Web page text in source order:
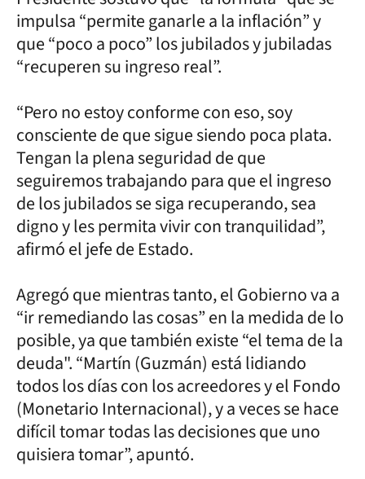
impulsa “permite ganarle a la inflación” y
que “poco a poco” los jubilados y jubiladas
“recuperen su ingreso real”.
“Pero no estoy conforme con eso, soy
consciente de que sigue siendo poca plata.
Tengan la plena seguridad de que
seguiremos trabajando para que el ingreso
de los jubilados se siga recuperando, sea
digno y les permita vivir con tranquilidad”,
afirmó el jefe de Estado.
Agregó que mientras tanto, el Gobierno va a
“ir remediando las cosas” en la medida de lo
posible, ya que también existe “el tema de la
deuda". “Martín (Guzmán) está lidiando
todos los días con los acreedores y el Fondo
(Monetario Internacional), y a veces se hace
difícil tomar todas las decisiones que uno
quisiera tomar”, apuntó.